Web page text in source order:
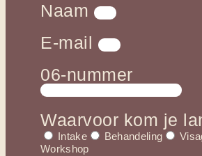
Naam
E-mail
06-nummer
Waarvoor kom je
Intake Behandeling
Workshop